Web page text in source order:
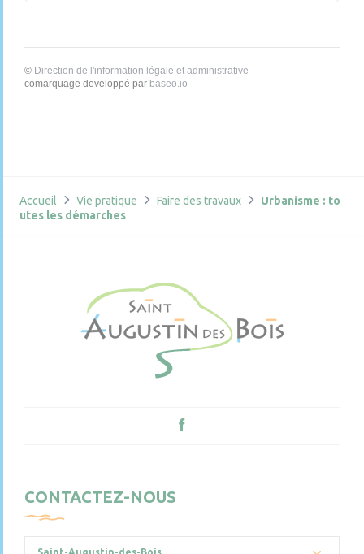
© Direction de l'information légale et administrative
comarquage developpé par baseo.io
Accueil Vie pratique Faire des travaux
Urbanisme : to
utes les démarches
CONTACTEZ-NOUS